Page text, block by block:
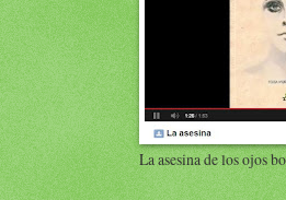
La asesina de los ojos